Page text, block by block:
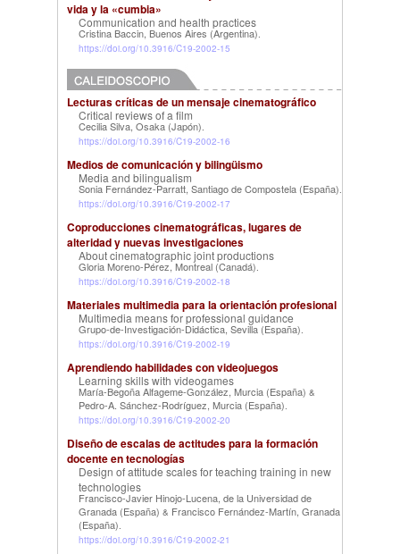
vida y la «cumbia»
Communication and health practices
Cristina Baccin, Buenos Aires (Argentina).
https://doi.org/10.3916/C19-2002-15
Lecturas críticas de un mensaje cinematográfico
Critical reviews of a film
Cecilia Silva, Osaka (Japón).
https://doi.org/10.3916/C19-2002-16
Medios de comunicación y bilingüismo
Media and bilingualism
Sonia Fernández-Parratt, Santiago de Compostela (España).
https://doi.org/10.3916/C19-2002-17
Coproducciones cinematográficas, lugares de
alteridad y nuevas investigaciones
About cinematographic joint productions
Gloria Moreno-Pérez, Montreal (Canadá).
https://doi.org/10.3916/C19-2002-18
Materiales multimedia para la orientación profesional
Multimedia means for professional guidance
Grupo-de-Investigación-Didáctica, Sevilla (España).
https://doi.org/10.3916/C19-2002-19
Aprendiendo habilidades con videojuegos
Learning skills with videogames
María-Begoña Alfageme-González, Murcia (España) &
Pedro-A. Sánchez-Rodríguez, Murcia (España).
https://doi.org/10.3916/C19-2002-20
Diseño de escalas de actitudes para la formación
docente en tecnologías
Design of attitude scales for teaching training in new
technologies
Francisco-Javier Hinojo-Lucena, de la Universidad de
Granada (España) & Francisco Fernández-Martín, Granada
(España).
https://doi.org/10.3916/C19-2002-21